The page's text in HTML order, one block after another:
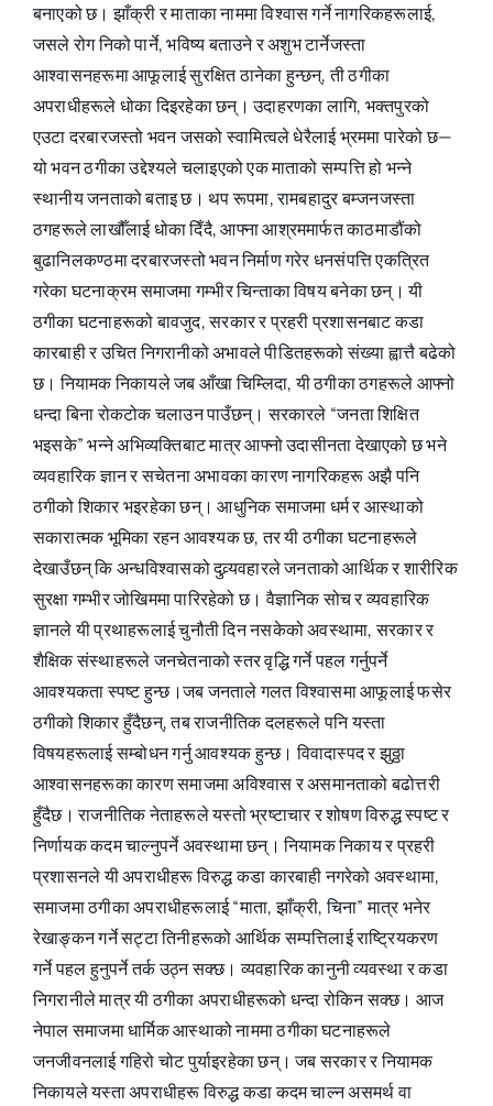
बनाएको छ। झाँक्री र माताका नाममा विश्वास गर्ने नागरिकहरूलाई,
जसले रोग निको पार्ने, भविष्य बताउने र अशुभ टार्नेजस्ता
आश्वासनहरूमा आफूलाई सुरक्षित ठानेका हुन्छन्, ती ठगीका
अपराधीहरूले धोका दिइरहेका छन्। उदाहरणका लागि, भक्तपुरको
एउटा दरबारजस्तो भवन जसको स्वामित्वले धेरैलाई भ्रममा पारेको छ—
यो भवन ठगीका उद्देश्यले चलाइएको एक माताको सम्पत्ति हो भन्ने
स्थानीय जनताको बताइ छ। थप रूपमा, रामबहादुर बम्जनजस्ता
ठगहरूले लाखौँलाई धोका दिँदै, आफ्ना आश्रममार्फत काठमाडौंको
बुढानिलकण्ठमा दरबारजस्तो भवन निर्माण गरेर धनसंपत्ति एकत्रित
गरेका घटनाक्रम समाजमा गम्भीर चिन्ताका विषय बनेका छन्। यी
ठगीका घटनाहरूको बावजुद, सरकार र प्रहरी प्रशासनबाट कडा
कारबाही र उचित निगरानीको अभावले पीडितहरूको संख्या ह्वात्तै बढेको
छ। नियामक निकायले जब आँखा चिम्लिदा, यी ठगीका ठगहरूले आफ्नो
धन्दा बिना रोकटोक चलाउन पाउँछन्। सरकारले “जनता शिक्षित
भइसके” भन्ने अभिव्यक्तिबाट मात्र आफ्नो उदासीनता देखाएको छ भने
व्यवहारिक ज्ञान र सचेतना अभावका कारण नागरिकहरू अझै पनि
ठगीको शिकार भइरहेका छन्। आधुनिक समाजमा धर्म र आस्थाको
सकारात्मक भूमिका रहन आवश्यक छ, तर यी ठगीका घटनाहरूले
देखाउँछन् कि अन्धविश्वासको दुव्र्यवहारले जनताको आर्थिक र शारीरिक
सुरक्षा गम्भीर जोखिममा पारिरहेको छ। वैज्ञानिक सोच र व्यवहारिक
ज्ञानले यी प्रथाहरूलाई चुनौती दिन नसकेको अवस्थामा, सरकार र
शैक्षिक संस्थाहरूले जनचेतनाको स्तर वृद्धि गर्ने पहल गर्नुपर्ने
आवश्यकता स्पष्ट हुन्छ।जब जनताले गलत विश्वासमा आफूलाई फसेर
ठगीको शिकार हुँदैछन्, तब राजनीतिक दलहरूले पनि यस्ता
विषयहरूलाई सम्बोधन गर्नु आवश्यक हुन्छ। विवादास्पद र झुठ्ठा
आश्वासनहरूका कारण समाजमा अविश्वास र असमानताको बढोत्तरी
हुँदैछ। राजनीतिक नेताहरूले यस्तो भ्रष्टाचार र शोषण विरुद्ध स्पष्ट र
निर्णायक कदम चाल्नुपर्ने अवस्थामा छन्। नियामक निकाय र प्रहरी
प्रशासनले यी अपराधीहरू विरुद्ध कडा कारबाही नगरेको अवस्थामा,
समाजमा ठगीका अपराधीहरूलाई “माता, झाँक्री, चिना” मात्र भनेर
रेखाङ्कन गर्ने सट्टा तिनीहरूको आर्थिक सम्पत्तिलाई राष्ट्रियकरण
गर्ने पहल हुनुपर्ने तर्क उठ्न सक्छ। व्यवहारिक कानुनी व्यवस्था र कडा
निगरानीले मात्र यी ठगीका अपराधीहरूको धन्दा रोकिन सक्छ। आज
नेपाल समाजमा धार्मिक आस्थाको नाममा ठगीका घटनाहरूले
जनजीवनलाई गहिरो चोट पुर्याइरहेका छन्। जब सरकार र नियामक
निकायले यस्ता अपराधीहरू विरुद्ध कडा कदम चाल्न असमर्थ वा